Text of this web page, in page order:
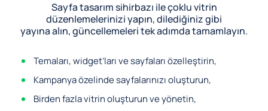
Sayfa tasarım sihirbazı ile çoklu vitrin
düzenlemelerinizi yapın, dilediğiniz gibi
yayına alın, güncellemeleri tek adımda tamamlayın.
Temaları, widget’ları ve sayfaları özelleştirin,
Kampanya özelinde sayfalarınızı oluşturun,
Birden fazla vitrin oluşturun ve yönetin,